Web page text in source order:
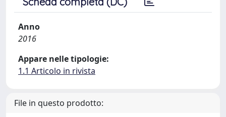
Anno
2016
Appare nelle tipologie:
1.1 Articolo in rivista
File in questo prodotto: